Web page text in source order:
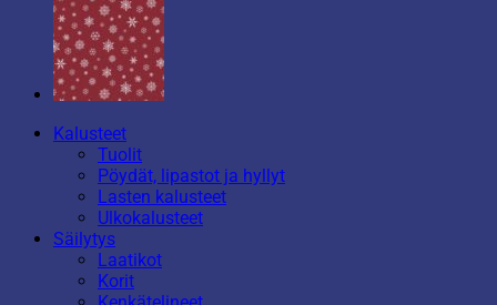
Kalusteet
Tuolit
Pöydät, lipastot ja hyllyt
Lasten kalusteet
Ulkokalusteet
Säilytys
Laatikot
Korit